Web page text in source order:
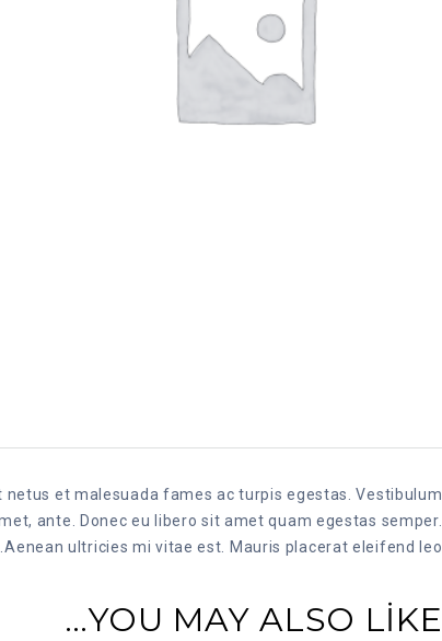
et malesuada fames ac turpis egestas. Vestibulum
ante. Donec eu libero sit amet quam egestas semper.
Aenean ultricies mi vitae est. Mauris placerat eleifend leo.
YOU MAY ALSO LIKE…